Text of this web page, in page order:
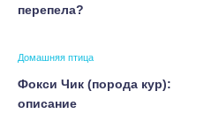
перепела?
Домашняя птица
Фокси Чик (порода кур):
описание